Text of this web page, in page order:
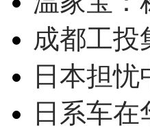
成都工投
日本担
日系车